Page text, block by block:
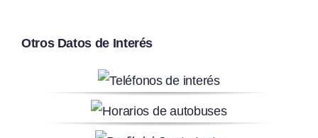
Otros Datos de Interés